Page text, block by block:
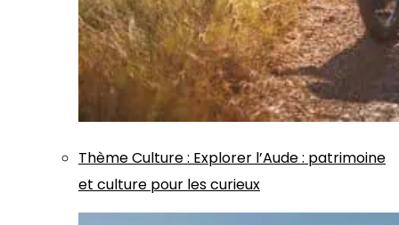
ThèmeCulture: Explorer l’Aude : patrimoine
et culture pour les curieux